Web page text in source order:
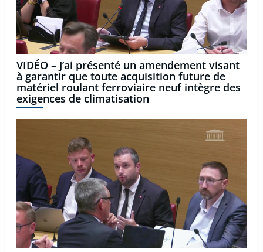
VIDÉO – J’ai présenté un amendement visant
à garantir que toute acquisition future de
matériel roulant ferroviaire neuf intègre des
exigences de climatisation